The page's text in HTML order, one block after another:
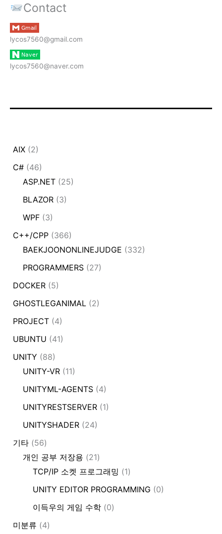
Contact
lycos7560@gmail.com
lycos7560@naver.com
AIX (2)
C# (46)
ASP.NET (25)
BLAZOR (3)
WPF (3)
C++/CPP (366)
BAEKJOONONLINEJUDGE (332)
PROGRAMMERS (27)
DOCKER (5)
GHOSTLEGANIMAL (2)
PROJECT (4)
UBUNTU (41)
UNITY (88)
UNITY-VR (11)
UNITYML-AGENTS (4)
UNITYRESTSERVER (1)
UNITYSHADER (24)
기타 (56)
개인 공부 저장용 (21)
TCP/IP 소켓 프로그래밍 (1)
UNITY EDITOR PROGRAMMING (0)
이득우의 게임 수학 (0)
미분류 (4)